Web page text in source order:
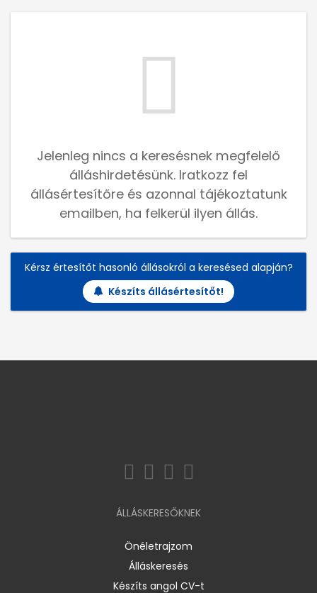
Jelenleg nincs a keresésnek megfelelő
álláshirdetésünk. Iratkozz fel
állásértesítőre és azonnal tájékoztatunk
emailben, ha felkerül ilyen állás.
Kérsz értesítőt hasonló állásokról a keresésed alapján?
Készíts állásértesítőt!
ÁLLÁSKERESŐKNEK
Önéletrajzom
Álláskeresés
Készíts angol CV-t